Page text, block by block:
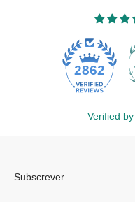
2862
Verified by
Subscrever